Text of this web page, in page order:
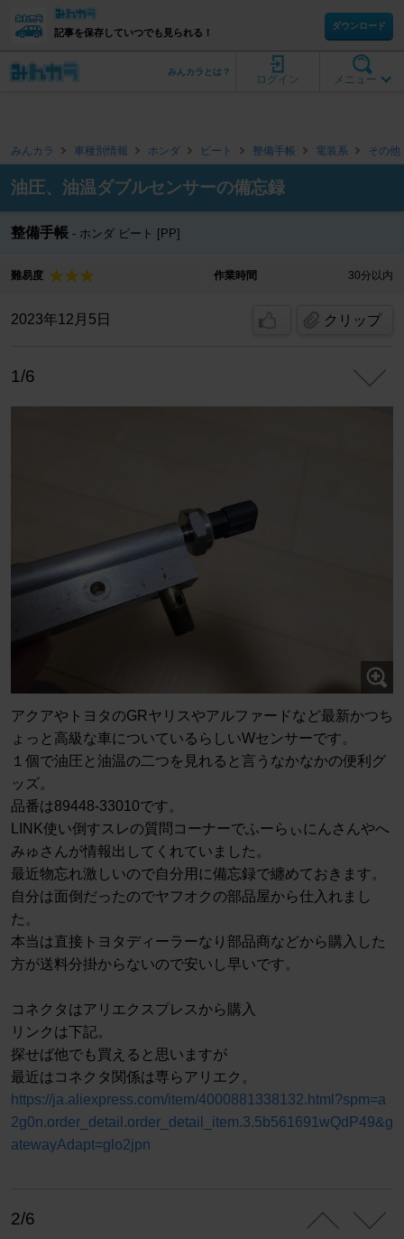
記事を保存していつでも見られる！
ダウンロード
メニュー
ログイン
みんカラとは？
みんカラ 車種別情報 ホンダ ビート 整備手帳 電装系 その他
油圧、油温ダブルセンサーの備忘録
整備手帳 ホンダ ビート [PP]
難易度 作業時間 30分以内
2023年12月5日 クリップ
1/6
アクアやトヨタのGRヤリスやアルファードなど最新かつち
ょっと高級な車についているらしいWセンサーです。
１個で油圧と油温の二つを見れると言うなかなかの便利グ
ッズ。
品番は89448-33010です。
LINK使い倒すスレの質問コーナーでふーらぃにんさんやへ
みゅさんが情報出してくれていました。
最近物忘れ激しいので自分用に備忘録で纏めておきます。
自分は面倒だったのでヤフオクの部品屋から仕入れまし
た。
本当は直接トヨタディーラーなり部品商などから購入した
方が送料分掛からないので安いし早いです。
コネクタはアリエクスプレスから購入
リンクは下記。
探せば他でも買えると思いますが
最近はコネクタ関係は専らアリエク。
https://ja.aliexpress.com/item/4000881338132.html?spm=a
2g0n.order_detail.order_detail_item.3.5b561691wQdP49&g
atewayAdapt=glo2jpn
2/6